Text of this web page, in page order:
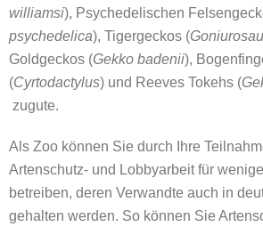
williamsi), Psychedelischen
psychedelica), Tigergeckos (
Goldgeckos (Gekko badenii),
(Cyrtodactylus) und Reeves Tokehs (
zugute.
Als Zoo können Sie durch Ihre
Artenschutz- und Lobbyarbeit für
betreiben, deren Verwandte auch in
gehalten werden. So können Sie